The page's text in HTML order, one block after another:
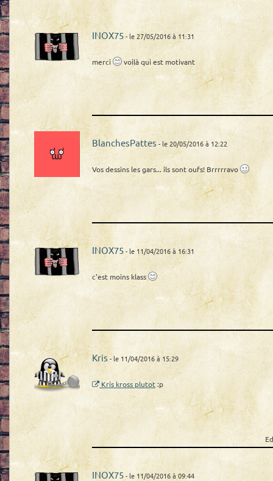
INOX75- le 27/05/2016 à 11:31
merci voilà qui est motivant
BlanchesPattes - le 20/05/2016 à 12:22
Vos dessins les gars... ils sont oufs! Brrrrravo
INOX75- le 11/04/2016 à 16:31
c'est moins klass
Kris - le 11/04/2016 à 15:29
Kris kross plutot:p
INOX75- le 11/04/2016 à 09:44